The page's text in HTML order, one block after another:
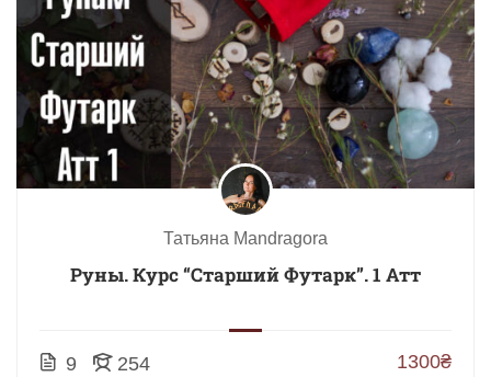
Татьяна Mandragora
Руны. Курс “Старший Футарк”. 1 Атт
9 254 1300₴